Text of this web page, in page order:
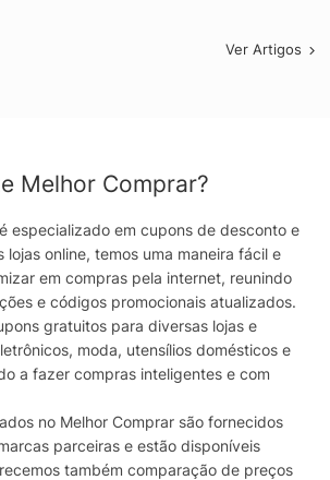
Ver Artigos
Melhor Comprar?
especializado em cupons de desconto e
lojas online, temos uma maneira fácil e
em compras pela internet, reunindo
e códigos promocionais atualizados.
gratuitos para diversas lojas e
moda, utensílios domésticos e
a fazer compras inteligentes e com
no Melhor Comprar são fornecidos
parceiras e estão disponíveis
também comparação de preços